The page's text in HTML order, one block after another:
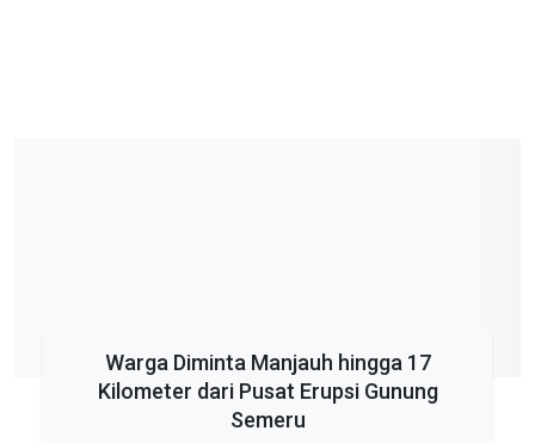
Warga Diminta Manjauh hingga 17
Kilometer dari Pusat Erupsi Gunung
Semeru